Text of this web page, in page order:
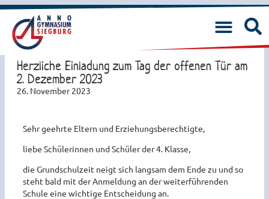
Herzliche Einladung zum Tag der offenen Tür am
2. Dezember 2023
26. November 2023
Sehr geehrte Eltern und Erziehungsberechtigte,
liebe Schülerinnen und Schüler der 4. Klasse,
die Grundschulzeit neigt sich langsam dem Ende zu und so
steht bald mit der Anmeldung an der weiterführenden
Schule eine wichtige Entscheidung an.